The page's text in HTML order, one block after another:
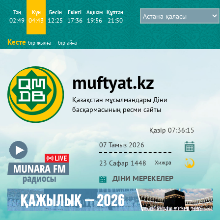
Таң
02:49
Күн
04:43
Бесін
12:25
Екінті
17:36
Ақшам
19:56
Құптан
21:50
Кесте бір жылға бір айға
muftyat.kz
Қазақстан мұсылмандары Діни
басқармасының ресми сайты
Қазір 07:36:16
07 Тамыз 2026
23 Сафар 1448 Хижра
ДІНИ МЕРЕКЕЛЕР